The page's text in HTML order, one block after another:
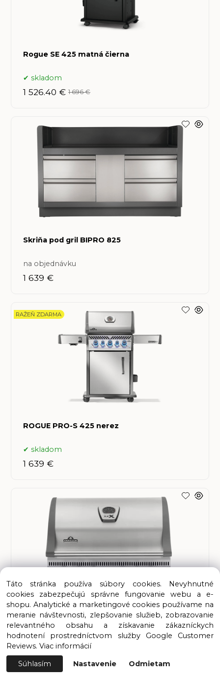
Rogue SE 425 matná čierna
skladom
1 526.40 € 1 696 €
Skriňa pod gril BIPRO 825
na objednávku
1 639 €
ROGUE PRO-S 425 nerez
RAŽEŇ ZDARMA
skladom
1 639 €
Vstavaný gril BILEX 485
na objednávku
1 659.48 €
Táto stránka používa súbory cookies. Nevyhnutné
cookies zabezpečujú správne fungovanie webu a e-
shopu. Analytické a marketingové cookies používame na
meranie návštevnosti, zlepšovanie služieb, zobrazovanie
relevantného obsahu a získavanie zákazníckych
hodnotení prostredníctvom služby Google Customer
Reviews. Viac informácií
Súhlasím
Nastavenie Odmietam